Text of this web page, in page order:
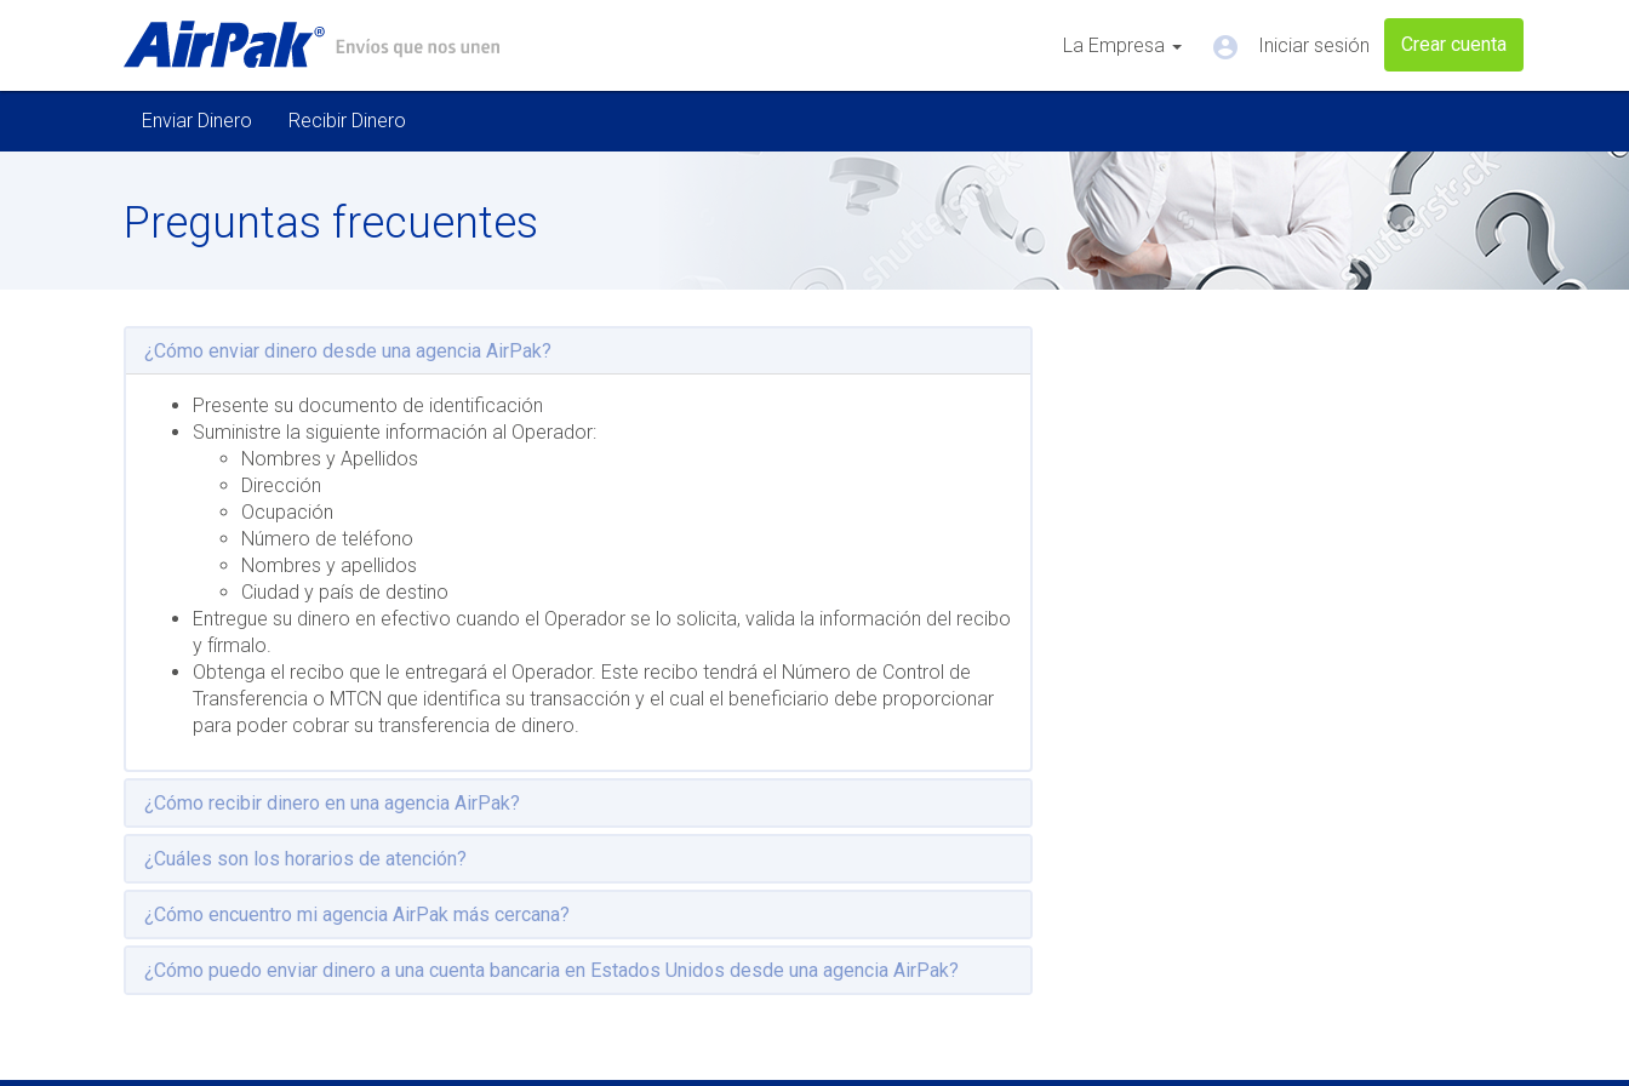
La Empresa account_circle Iniciar sesión Crear cuenta
Enviar Dinero Recibir Dinero
Preguntas frecuentes
¿Cómo enviar dinero desde una agencia AirPak?
Presente su documento de identificación
Suministre la siguiente información al Operador:
Nombres y Apellidos
Dirección
Ocupación
Número de teléfono
Nombres y apellidos
Ciudad y país de destino
Entregue su dinero en efectivo cuando el Operador se lo solicita, valida la información del recibo
y fírmalo.
Obtenga el recibo que le entregará el Operador. Este recibo tendrá el Número de Control de
Transferencia o MTCN que identifica su transacción y el cual el beneficiario debe proporcionar
para poder cobrar su transferencia de dinero.
¿Cómo recibir dinero en una agencia AirPak?
¿Cuáles son los horarios de atención?
¿Cómo encuentro mi agencia AirPak más cercana?
¿Cómo puedo enviar dinero a una cuenta bancaria en Estados Unidos desde una agencia AirPak?